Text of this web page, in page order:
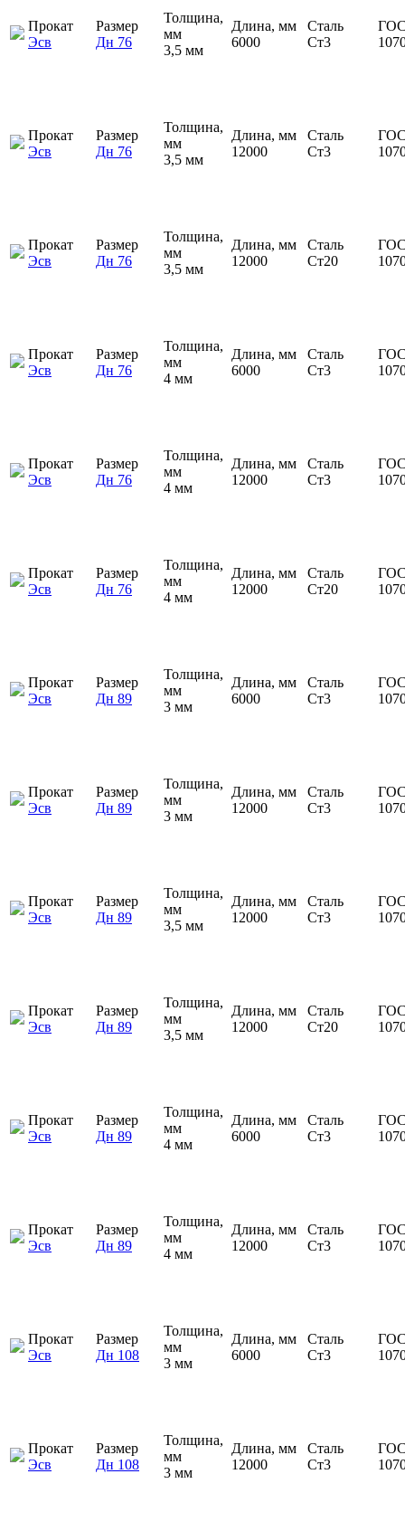
Прокат
Эсв
Размер
Дн 76
Толщина,
мм
3,5 мм
Длина, мм
6000
Сталь
Ст3
Прокат
Эсв
Размер
Дн 76
Толщина,
мм
3,5 мм
Длина, мм
12000
Сталь
Ст3
Прокат
Эсв
Размер
Дн 76
Толщина,
мм
3,5 мм
Длина, мм
12000
Сталь
Ст20
Прокат
Эсв
Размер
Дн 76
Толщина,
мм
4 мм
Длина, мм
6000
Сталь
Ст3
Прокат
Эсв
Размер
Дн 76
Толщина,
мм
4 мм
Длина, мм
12000
Сталь
Ст3
Прокат
Эсв
Размер
Дн 76
Толщина,
мм
4 мм
Длина, мм
12000
Сталь
Ст20
Прокат
Эсв
Размер
Дн 89
Толщина,
мм
3 мм
Длина, мм
6000
Сталь
Ст3
Прокат
Эсв
Размер
Дн 89
Толщина,
мм
3 мм
Длина, мм
12000
Сталь
Ст3
Прокат
Эсв
Размер
Дн 89
Толщина,
мм
3,5 мм
Длина, мм
12000
Сталь
Ст3
Прокат
Эсв
Размер
Дн 89
Толщина,
мм
3,5 мм
Длина, мм
12000
Сталь
Ст20
Прокат
Эсв
Размер
Дн 89
Толщина,
мм
4 мм
Длина, мм
6000
Сталь
Ст3
Прокат
Эсв
Размер
Дн 89
Толщина,
мм
4 мм
Длина, мм
12000
Сталь
Ст3
Прокат
Эсв
Размер
Дн 108
Толщина,
мм
3 мм
Длина, мм
6000
Сталь
Ст3
Прокат
Эсв
Размер
Дн 108
Толщина,
мм
3 мм
Длина, мм
12000
Сталь
Ст3